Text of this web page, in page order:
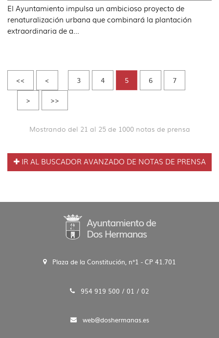
El Ayuntamiento impulsa un ambicioso proyecto de
renaturalización urbana que combinará la plantación
extraordinaria de a...
<< < 3 4 5 6 7
> >>
Mostrando del 21 al 25 de 1000 notas de prensa
IR AL BUSCADOR AVANZADO DE NOTAS DE PRENSA
Plaza de la Constitución, n°1 - CP 41.701
954 919 500 / 01 / 02
web@doshermanas.es